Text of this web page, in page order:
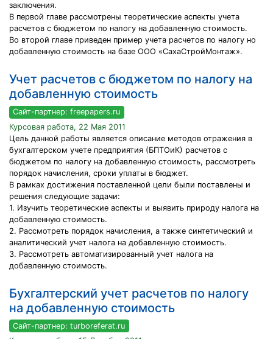
заключения.
В первой главе рассмотрены теоретические аспекты учета
расчетов с бюджетом по налогу на добавленную стоимость.
Во второй главе приведен пример учета расчетов по налогу но
добавленную стоимость на базе ООО «СахаСтройМонтаж».
Учет расчетов с бюджетом по налогу на
добавленную стоимость
Сайт-партнер: freepapers.ru
Курсовая работа, 22 Мая 2011
Цель данной работы является описание методов отражения в
бухгалтерском учете предприятия (БПТОиК) расчетов с
бюджетом по налогу на добавленную стоимость, рассмотреть
порядок начисления, сроки уплаты в бюджет.
В рамках достижения поставленной цели были поставлены и
решения следующие задачи:
1. Изучить теоретические аспекты и выявить природу налога на
добавленную стоимость.
2. Рассмотреть порядок начисления, а также синтетический и
аналитический учет налога на добавленную стоимость.
3. Рассмотреть автоматизированный учет налога на
добавленную стоимость.
Бухгалтерский учет расчетов по налогу
на добавленную стоимость
Сайт-партнер: turboreferat.ru